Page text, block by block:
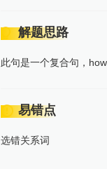
解题思路
此句是一个复合句，
易错点
选错关系词